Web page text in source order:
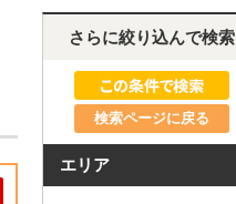
さらに絞り込んで検索
検索ページに戻る
エリア